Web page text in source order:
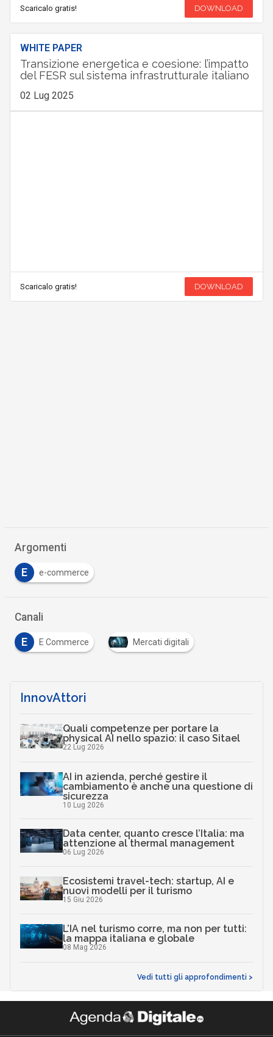
Scaricalo gratis! DOWNLOAD
WHITE PAPER
Transizione energetica e coesione: l’impatto
del FESR sul sistema infrastrutturale italiano
02 Lug 2025
Scaricalo gratis! DOWNLOAD
Argomenti
E e-commerce
Canali
E E Commerce Mercati digitali
InnovAttori
Quali competenze per portare la
physical AI nello spazio: il caso Sitael
22 Lug 2026
AI in azienda, perché gestire il
cambiamento è anche una questione di
sicurezza
10 Lug 2026
Data center, quanto cresce l’Italia: ma
attenzione al thermal management
06 Lug 2026
Ecosistemi travel-tech: startup, AI e
nuovi modelli per il turismo
15 Giu 2026
L’IA nel turismo corre, ma non per tutti:
la mappa italiana e globale
08 Mag 2026
Vedi tutti gli approfondimenti >